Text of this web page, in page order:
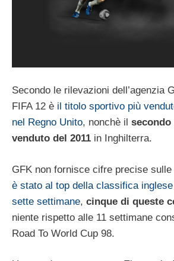
Secondo le rilevazioni dell’agenzia
FIFA 12 è il titolo sportivo più
nel Regno Unito, nonchè il
venduto del 2011 in Inghilterra.
GFK non fornisce cifre precise sulle
è stato al top della classifica
sette settimane, cinque di queste
niente rispetto alle 11 settimane
Road To World Cup 98.